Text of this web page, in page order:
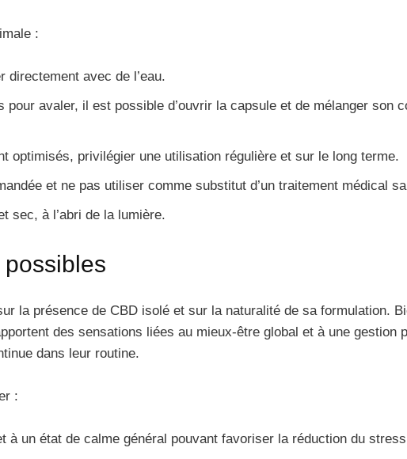
:
directement avec de l’eau.
avaler, il est possible d’ouvrir la capsule et de mélanger son
optimisés, privilégier une utilisation régulière et sur le long terme.
et ne pas utiliser comme substitut d’un traitement médical
sec, à l’abri de la lumière.
la présence de CBD isolé et sur la naturalité de sa formulation.
des sensations liées au mieux-être global et à une gestion
dans leur routine.
:
à un état de calme général pouvant favoriser la réduction du